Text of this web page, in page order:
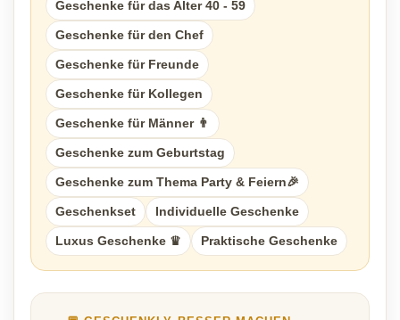
Geschenke für das Alter 40 - 59
Geschenke für den Chef
Geschenke für Freunde
Geschenke für Kollegen
Geschenke für Männer 👨
Geschenke zum Geburtstag
Geschenke zum Thema Party & Feiern🎉
Geschenkset Individuelle Geschenke
Luxus Geschenke ♛ Praktische Geschenke